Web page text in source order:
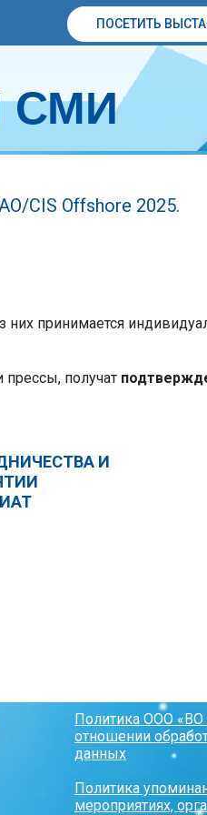
ПОСЕТИТЬ
СМИ
CIS Offshore 2025.
них принимается
получат
И
Политика ООО
отношении
данных
Политика
мероприятиях,